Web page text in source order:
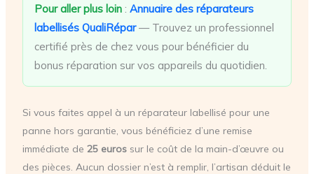
Pour aller plus loin: Annuaire des réparateurs
labellisés QualiRépar— Trouvez un professionnel
certifié près de chez vous pour bénéficier du
bonus réparation sur vos appareils du quotidien.
Si vous faites appel à un réparateur labellisé pour une
panne hors garantie, vous bénéficiez d’une remise
immédiate de 25 eurossur le coût de la main-d’œuvre ou
des pièces. Aucun dossier n’est à remplir, l’artisan déduit le